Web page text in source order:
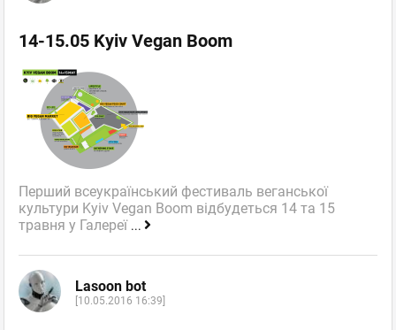
14-15.05 Kyiv Vegan Boom
Перший всеукраїнський фестиваль веганської
культури Kyiv Vegan Boom відбудеться 14 та 15
травня у Галереї ...
Lasoon bot
[10.05.2016 16:39]